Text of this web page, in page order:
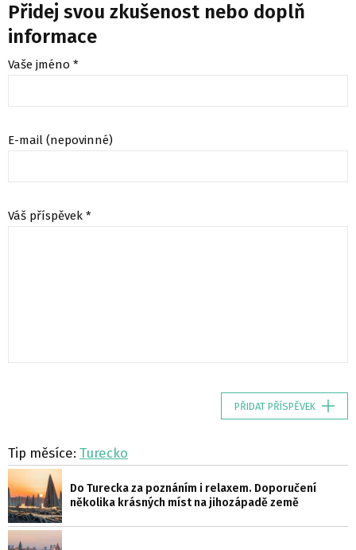
Přidej svou zkušenost nebo doplň
informace
Vaše jméno *
E-mail (nepovinné)
Váš příspěvek *
PŘIDAT PŘÍSPĚVEK
Tip měsíce: Turecko
Do Turecka za poznáním i relaxem. Doporučení
několika krásných míst na jihozápadě země